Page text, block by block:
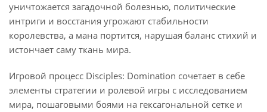
уничтожается загадочной болезнью, политические
интриги и восстания угрожают стабильности
королевства, а мана портится, нарушая баланс стихий и
истончает саму ткань мира.
Игровой процесс Disciples: Domination сочетает в себе
элементы стратегии и ролевой игры с исследованием
мира, пошаговыми боями на гексагональной сетке и